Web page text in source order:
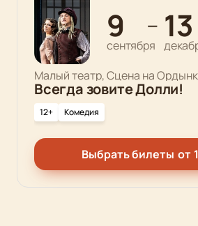
9
сентября
— 13
Малый театр, Сцена на
Всегда зовите Долли!
12+ Комедия
Выбрать билеты от